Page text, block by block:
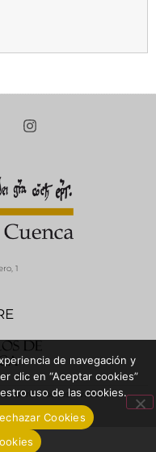
1
derechos reservados
Política de Cookies
de navegación y
clic en “Aceptar cookies”
uso de las cookies.
Cookies